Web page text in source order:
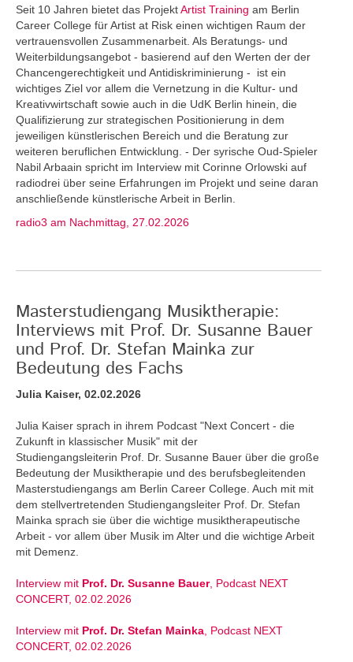
Seit 10 Jahren bietet das ProjektArtist Training am Berlin
Career College für Artist at Risk einen wichtigen Raum der
vertrauensvollen Zusammenarbeit. Als Beratungs- und
Weiterbildungsangebot - basierend auf den Werten der der
Chancengerechtigkeit und Antidiskriminierung - ist ein
wichtiges Ziel vor allem die Vernetzung in die Kultur- und
Kreativwirtschaft sowie auch in die UdK Berlin hinein, die
Qualifizierung zur strategischen Positionierung in dem
jeweiligen künstlerischen Bereich und die Beratung zur
weiteren beruflichen Entwicklung. - Der syrische Oud-Spieler
Nabil Arbaain spricht im Interview mit Corinne Orlowski auf
radiodrei über seine Erfahrungen im Projekt und seine daran
anschließende künstlerische Arbeit in Berlin.
radio3 am Nachmittag, 27.02.2026
Masterstudiengang Musiktherapie:
Interviews mit Prof. Dr. Susanne Bauer
und Prof. Dr. Stefan Mainka zur
Bedeutung des Fachs
Julia Kaiser, 02.02.2026
Julia Kaiser sprach in ihrem Podcast "Next Concert - die
Zukunft in klassischer Musik" mit der
Studiengangsleiterin Prof. Dr. Susanne Bauer über die große
Bedeutung der Musiktherapie und des berufsbegleitenden
Masterstudiengangs am Berlin Career College. Auch mit mit
dem stellvertretenden Studiengangsleiter Prof. Dr. Stefan
Mainka sprach sie über die wichtige musiktherapeutische
Arbeit - vor allem über Musik im Alter und die wichtige Arbeit
mit Demenz.
Interview mit Prof. Dr. Susanne Bauer, Podcast NEXT
CONCERT, 02.02.2026
Interview mit Prof. Dr. Stefan Mainka , Podcast NEXT
CONCERT, 02.02.2026